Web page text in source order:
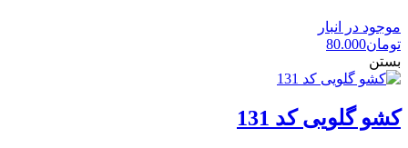
موجود در انبار
تومان80.000
بستن
کشو گلویی کد 131